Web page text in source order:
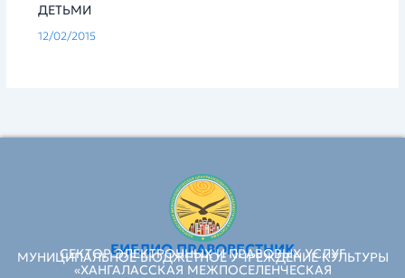
ДЕТЬМИ
12/02/2015
БИБЛИО ПРАВОВЕСТНИК
СЕКТОР ЭЛЕКТРОННЫХ И ПРАВОВЫХ УСЛУГ
МУНИЦИПАЛЬНОЕ БЮДЖЕТНОЕ УЧРЕЖДЕНИЕ КУЛЬТУРЫ
«ХАНГАЛАССКАЯ МЕЖПОСЕЛЕНЧЕСКАЯ